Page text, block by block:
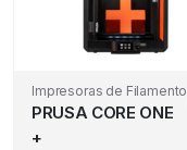
Impresoras de Filamento
PRUSA CORE ONE
+